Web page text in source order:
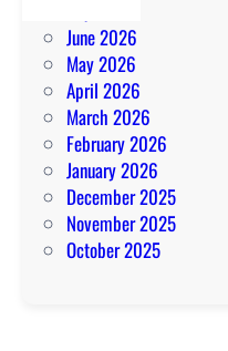
June 2026
May 2026
April 2026
March 2026
February 2026
January 2026
December 2025
November 2025
October 2025